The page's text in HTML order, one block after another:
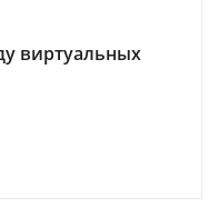
виртуальных